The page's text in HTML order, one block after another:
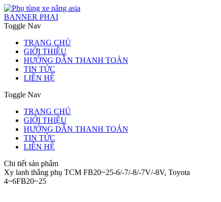
BANNER PHAI
Toggle Nav
TRANG CHỦ
GIỚI THIỆU
HƯỚNG DẪN THANH TOÁN
TIN TỨC
LIÊN HỆ
Toggle Nav
TRANG CHỦ
GIỚI THIỆU
HƯỚNG DẪN THANH TOÁN
TIN TỨC
LIÊN HỆ
Chi tiết sản phẩm
Xy lanh thắng phụ TCM FB20~25-6/-7/-8/-7V/-8V, Toyota
4~6FB20~25